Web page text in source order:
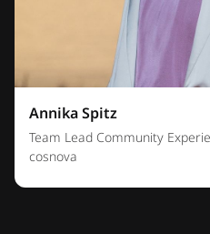
Annika Spitz
Team Lead Community
cosnova